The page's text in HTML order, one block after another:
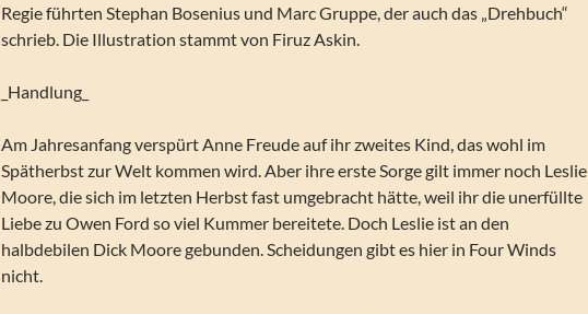
Regie führten Stephan Bosenius und Marc Gruppe, der auch das „Drehbuch“
schrieb. Die Illustration stammt von Firuz Askin.
_Handlung_
Am Jahresanfang verspürt Anne Freude auf ihr zweites Kind, das wohl im
Spätherbst zur Welt kommen wird. Aber ihre erste Sorge gilt immer noch Leslie
Moore, die sich im letzten Herbst fast umgebracht hätte, weil ihr die unerfüllte
Liebe zu Owen Ford so viel Kummer bereitete. Doch Leslie ist an den
halbdebilen Dick Moore gebunden. Scheidungen gibt es hier in Four Winds
nicht.